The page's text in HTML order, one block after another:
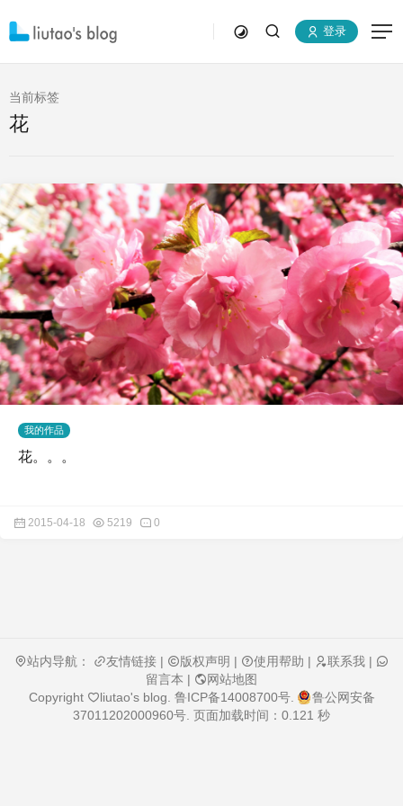
登录
当前标签
花
我的作品
花。。。
2015-04-18 5219 0
站内导航： 友情链接 | 版权声明 | 使用帮助 | 联系我 |
留言本 |
网站地图
Copyright
liutao's blog 鲁ICP备14008700号.
鲁公网安备
37011202000960号 . 页面加载时间：0.121 秒